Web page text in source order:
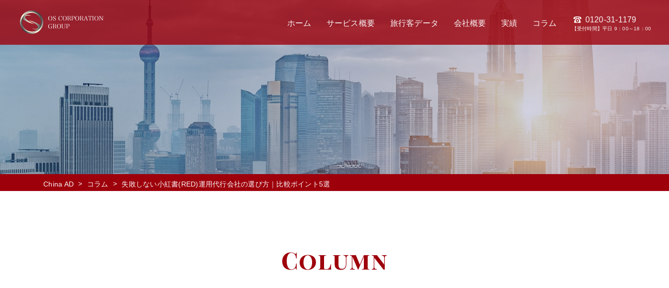
ホーム サービス概要 旅行客データ 会社概要 実績 コラム 0120-31-1179
【受付時間】平日 9：00～18：00
China AD > コラム > 失敗しない小紅書(RED)運用代行会社の選び方｜比較ポイント5選
Column